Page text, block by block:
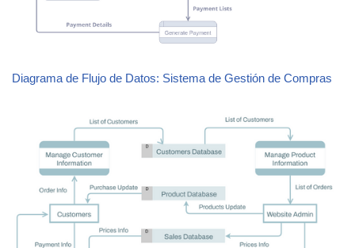
Diagrama de Flujo de Datos: Sistema de Gestión de Compras